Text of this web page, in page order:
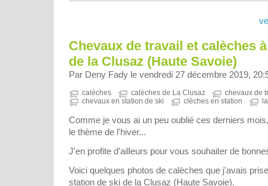
Chevaux de travail et calèches
de la Clusaz (Haute Savoie)
Par Deny Fady le vendredi 27 décembre 2019,
calèches calèches de La Clusaz
chevaux de
chevaux en station de ski
clèches en station
Comme je vous ai un peu oublié ces derniers
le thème de l'hiver...
J'en profite d'ailleurs pour vous souhaiter de
Voici quelques photos de calèches que j'avais
station de ski de la Clusaz (Haute Savoie).